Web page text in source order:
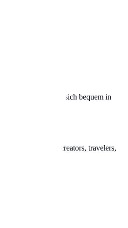
Sie brauchen, um sich bequem in
digital toolkit for creators, travelers,
ease of use.